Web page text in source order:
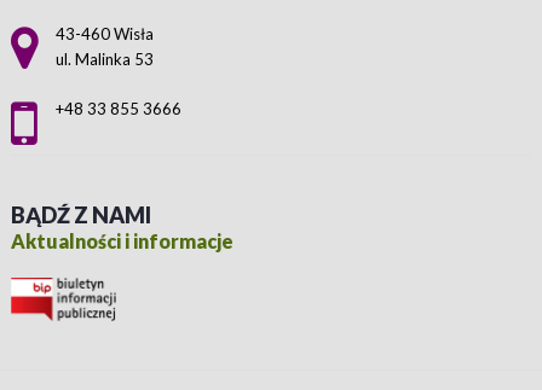
Adres pocztowy:
43-460 Wisła
ul. Malinka 53
+48 33 855 3666
BĄDŹ Z NAMI
Aktualności i informacje